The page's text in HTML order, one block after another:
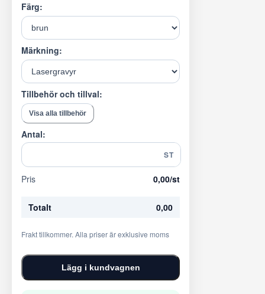
Färg:
Märkning:
Tillbehör och tillval:
Visa alla tillbehör
Antal:
ST
Pris 0,00/st
Totalt 0,00
Frakt tillkommer. Alla priser är exklusive moms
Lägg i kundvagnen